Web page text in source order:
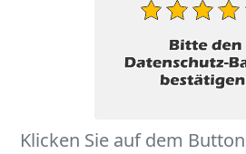
Klicken Sie auf dem